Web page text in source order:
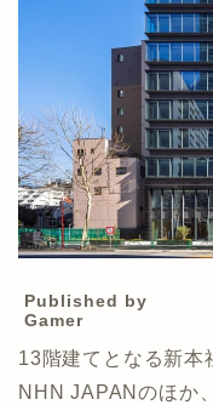
Published by
Gamer
13階建てとなる新本
NHN JAPANのほか